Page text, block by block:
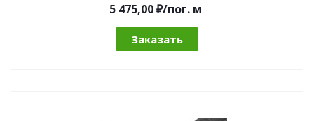
5 475,00 ₽/пог.м
Заказать